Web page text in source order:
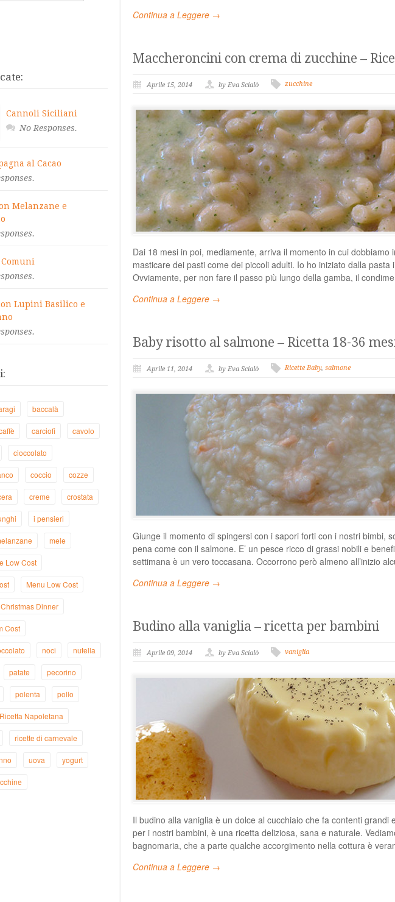
Continua a Leggere →
Maccheroncini con crema di zucchine –
Aprile 15, 2014 by Eva Scialò zucchine
Dai 18 mesi in poi, mediamente, arriva il momento in cui dobbiamo
masticare dei pasti come dei piccoli adulti. Io ho iniziato dalla pasta
Ovviamente, per non fare il passo più lungo della gamba, il
Continua a Leggere →
Baby risotto al salmone – Ricetta 18-36
Aprile 11, 2014 by Eva Scialò Ricette Baby, salmone
Giunge il momento di spingersi con i sapori forti con i nostri bimbi,
pena come con il salmone. E’ un pesce ricco di grassi nobili e
settimana è un vero toccasana. Occorrono però almeno all’inizio
Continua a Leggere →
Budino alla vaniglia – ricetta per bambini
Aprile 09, 2014 by Eva Scialò vaniglia
Il budino alla vaniglia è un dolce al cucchiaio che fa contenti grandi
per i nostri bambini, è una ricetta deliziosa, sana e naturale.
bagnomaria, che a parte qualche accorgimento nella cottura è
Continua a Leggere →
Cannoli Siciliani
No Responses.
al Cacao
Melanzane e
Lupini Basilico e
baccalà
carciofi cavolo
cioccolato
coccio cozze
creme crostata
i pensieri
mele
Low Cost
Menu Low Cost
Dinner
Cost
noci nutella
patate pecorino
polenta pollo
Ricetta Napoletana
ricette di carnevale
uova yogurt